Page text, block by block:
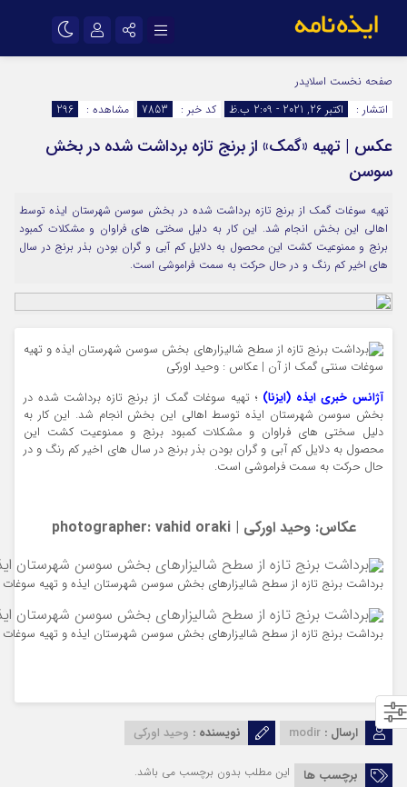
اینستاگرام
سروش
ایتا
آپارات
اپلیکیشن رمز عبور
مرا به خاطر بسپار
صفحه نخست اسلایدر
انتشار :
اکتبر 26, 2021 - 2:09 ب.ظ کد خبر : 7853 مشاهده : 296
عکس | تهیه «گمک» از برنج تازه برداشت شده در بخش
سوسن
تهیه سوغات گمک از برنج تازه برداشت شده در بخش سوسن شهرستان ایذه توسط
اهالی این بخش انجام شد. این کار به دلیل سختی های فراوان و مشکلات کمبود
برنج و ممنوعیت کشت این محصول به دلایل کم آبی و گران بودن بذر برنج در سال
های اخیر کم رنگ و در حال حرکت به سمت فراموشی است.
آژانس خبری ایذه (ایزنا) ؛ تهیه سوغات گمک از برنج تازه برداشت شده در
بخش سوسن شهرستان ایذه توسط اهالی این بخش انجام شد. این کار به
دلیل سختی های فراوان و مشکلات کمبود برنج و ممنوعیت کشت این
محصول به دلایل کم آبی و گران بودن بذر برنج در سال های اخیر کم رنگ و در
حال حرکت به سمت فراموشی است.
عکاس: وحید اورکی | photographer: vahid oraki
برداشت برنج تازه از سطح شالیزارهای بخش سوسن شهرستان ایذه و تهیه
برداشت برنج تازه از سطح شالیزارهای بخش سوسن شهرستان ایذه و تهیه
ارسال : modir نویسنده : وحید اورکی
برچسب ها این مطلب بدون برچسب می باشد.